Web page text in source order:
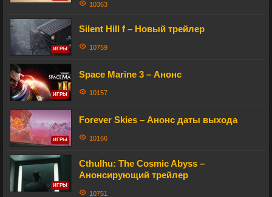
10363
ИГРЫ
Silent Hill f – Новый трейлер
10759
ИГРЫ
Space Marine 3 – Анонс
10157
ИГРЫ
Forever Skies – Анонс даты выхода
10166
ИГРЫ
Cthulhu: The Cosmic Abyss –
Анонсирующий трейлер
10751